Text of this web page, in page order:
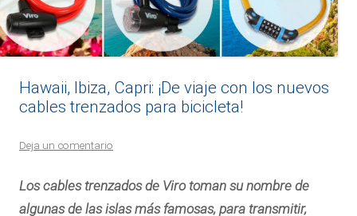
Hawaii, Ibiza, Capri: ¡De viaje con los nuevos
cables trenzados para bicicleta!
Deja un comentario
Los cables trenzados de Viro toman su nombre de
algunas de las islas más famosas, para transmitir,